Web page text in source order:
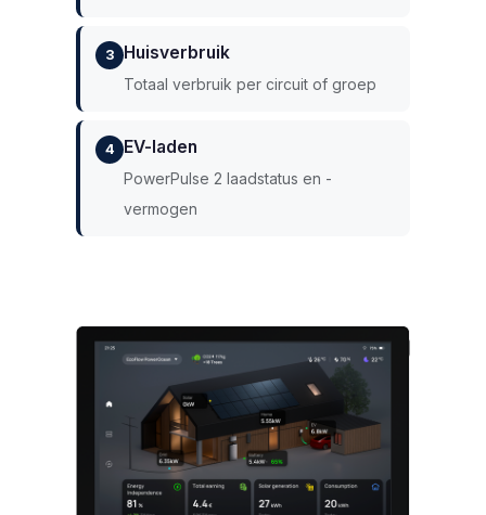
3 Huisverbruik
Totaal verbruik per circuit of groep
4 EV-laden
PowerPulse 2 laadstatus en -
vermogen